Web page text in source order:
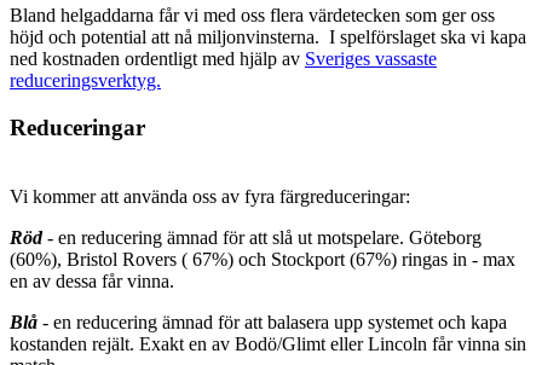
Bland helgaddarna får vi med oss flera värdetecken som ger oss
höjd och potential att nå miljonvinsterna. I spelförslaget ska vi kapa
ned kostnaden ordentligt med hjälp av Sveriges vassaste
reduceringsverktyg.
Reduceringar
Vi kommer att använda oss av fyra färgreduceringar:
Röd - en reducering ämnad för att slå ut motspelare. Göteborg
(60%), Bristol Rovers ( 67%) och Stockport (67%) ringas in - max
en av dessa får vinna.
Blå - en reducering ämnad för att balasera upp systemet och kapa
kostanden rejält. Exakt en av Bodö/Glimt eller Lincoln får vinna sin